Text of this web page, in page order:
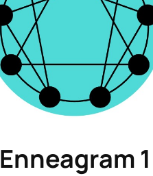
Enneagram 1